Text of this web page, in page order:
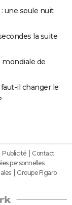
une seule nuit
la suite
mondiale de
il changer le
Publicité
Contact
personnelles
Groupe Figaro